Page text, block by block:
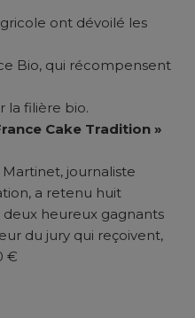
ont dévoilé les
Bio, qui récompensent
la filière bio.
Cake Tradition »
journaliste
a retenu huit
deux heureux gagnants
du jury qui reçoivent,
€